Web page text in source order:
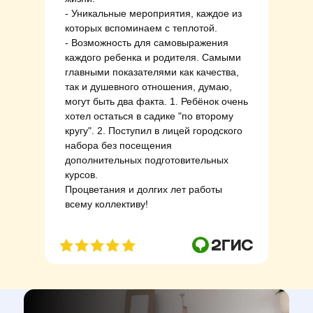
- Уникальные мероприятия, каждое из
которых вспоминаем с теплотой.
- Возможность для самовыражения
каждого ребенка и родителя. Самыми
главными показателями как качества,
так и душевного отношения, думаю,
могут быть два факта. 1. Ребёнок очень
хотел остаться в садике "по второму
кругу". 2. Поступил в лицей городского
набора без посещения
дополнительных подготовительных
курсов.
Процветания и долгих лет работы
всему коллективу!